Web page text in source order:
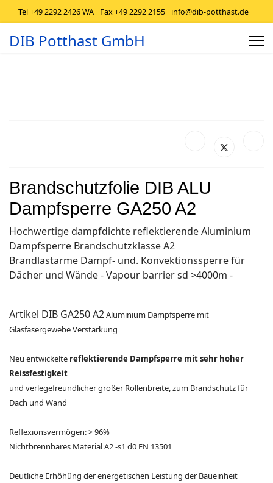
Tel +49 2292 2426 WA Fax +49 2292 2155 info@dib-potthast.de
DIB Potthast GmbH
Brandschutzfolie DIB ALU
Dampfsperre GA250 A2
Hochwertige dampfdichte reflektierende Aluminium
Dampfsperre Brandschutzklasse A2
Brandlastarme Dampf- und. Konvektionssperre für
Dächer und Wände - Vapour barrier sd >4000m -
Artikel DIB GA250 A2Aluminium Dampfsperre mit
Glasfasergewebe Verstärkung
Neu entwickelte reflektierende Dampfsperre mit sehr hoher
Reissfestigkeit
und verlegefreundlicher großer Rollenbreite, zum Brandschutz für
Dach und Wand
Reflexionsvermögen: > 96%
Nichtbrennbares Material A2 -s1 d0 EN 13501
Deutliche Erhöhüng der energetischen Leistung der Baueinheit